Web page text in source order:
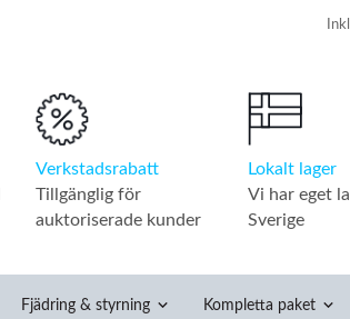
Verkstadsrabatt
Tillgänglig för
auktoriserade kunder
Lokalt lager
Vi har eget
Sverige
Fjädring & styrning Kompletta paket